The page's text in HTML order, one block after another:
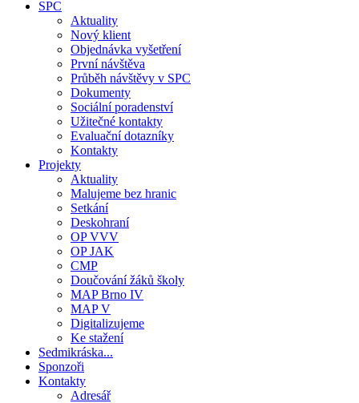
SPC
Aktuality
Nový klient
Objednávka vyšetření
První návštěva
Průběh návštěvy v SPC
Dokumenty
Sociální poradenství
Užitečné kontakty
Evaluační dotazníky
Kontakty
Projekty
Aktuality
Malujeme bez hranic
Setkání
Deskohraní
OP VVV
OP JAK
CMP
Doučování žáků školy
MAP Brno IV
MAP V
Digitalizujeme
Ke stažení
Sedmikráska...
Sponzoři
Kontakty
Adresář